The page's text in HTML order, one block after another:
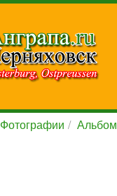
Фотографии Альбом